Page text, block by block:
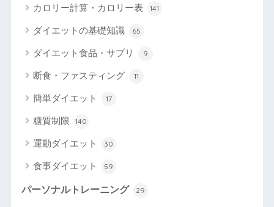
カロリー計算・カロリー表 141
ダイエットの基礎知識 65
ダイエット食品・サプリ 9
断食・ファスティング 11
簡単ダイエット 17
糖質制限 140
運動ダイエット 30
食事ダイエット 59
パーソナルトレーニング 29